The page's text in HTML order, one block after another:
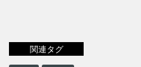
関連タグ